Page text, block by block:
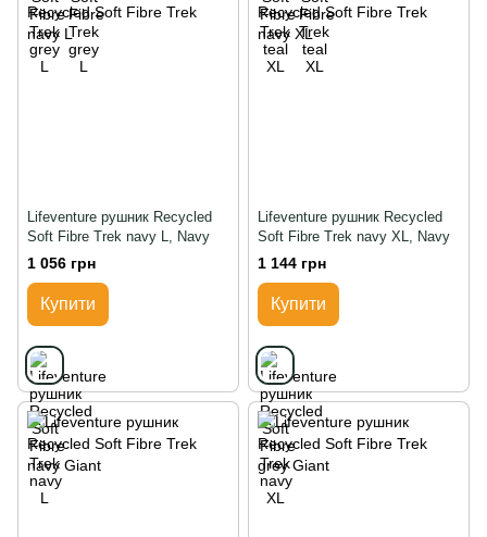
Lifeventure рушник Recycled
Soft Fibre Trek navy L, Navy
1 056 грн
Купити
Lifeventure рушник Recycled
Soft Fibre Trek navy XL, Navy
1 144 грн
Купити